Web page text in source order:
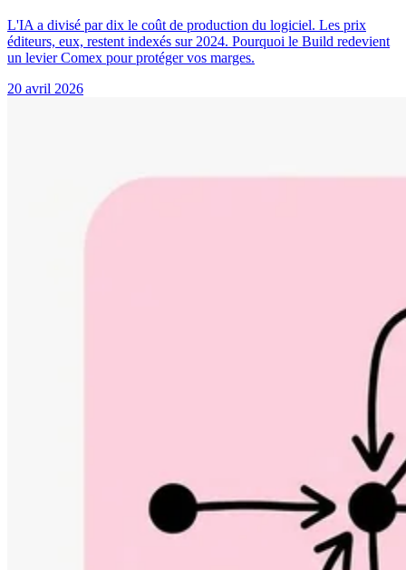
L'IA a divisé par dix le coût de production du logiciel. Les prix
éditeurs, eux, restent indexés sur 2024. Pourquoi le Build redevient
un levier Comex pour protéger vos marges.
20 avril 2026